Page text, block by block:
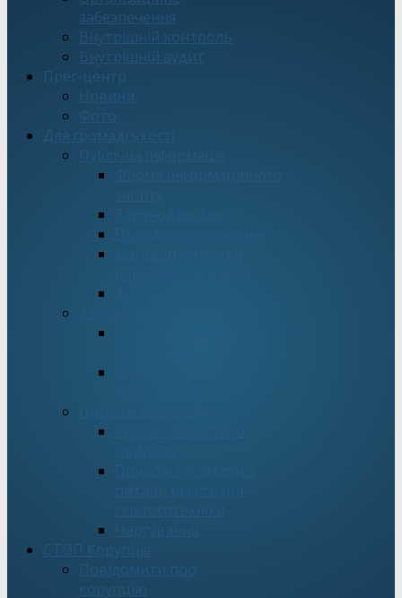
забезпечення
Внутрішній контроль
Внутрішній аудит
Прес-центр
Новини
Фото
Для громадськості
СТОП Корупція
Повідомити про
корупцію